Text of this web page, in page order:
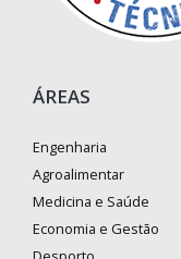
ÁREAS
Engenharia
Agroalimentar
Medicina e Saúde
Economia e Gestão